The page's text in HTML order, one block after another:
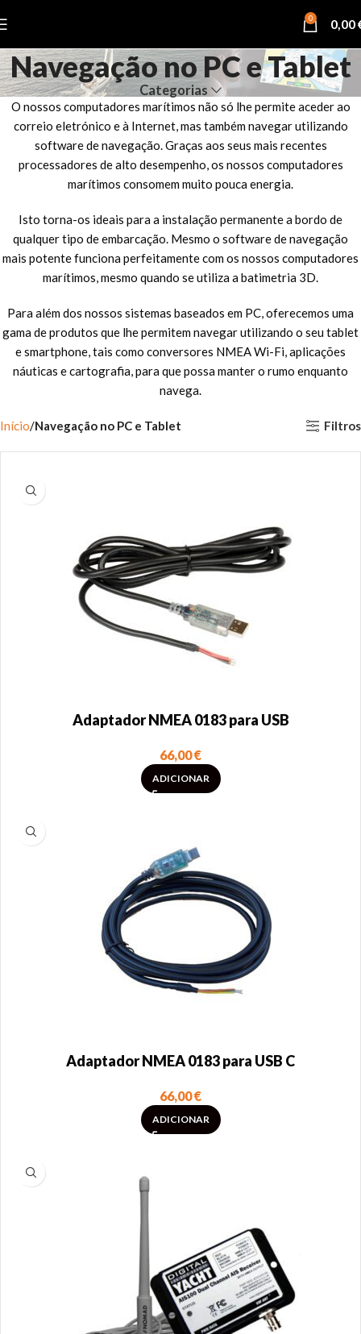
0 0,00
Navegação no PC e Tablet
Categorias
O nossos computadores marítimos não só lhe permite aceder ao
correio eletrónico e à Internet, mas também navegar utilizando
software de navegação. Graças aos seus mais recentes
processadores de alto desempenho, os nossos computadores
marítimos consomem muito pouca energia.
Isto torna-os ideais para a instalação permanente a bordo de
qualquer tipo de embarcação. Mesmo o software de navegação
mais potente funciona perfeitamente com os nossos computadores
marítimos, mesmo quando se utiliza a batimetria 3D.
Para além dos nossos sistemas baseados em PC, oferecemos uma
gama de produtos que lhe permitem navegar utilizando o seu tablet
e smartphone, tais como conversores NMEA Wi-Fi, aplicações
náuticas e cartografia, para que possa manter o rumo enquanto
navega.
Início Navegação no PC e Tablet Filtros
Adaptador NMEA 0183 para USB
66,00€
ADICIONAR
Adaptador NMEA 0183 para USB C
66,00€
ADICIONAR